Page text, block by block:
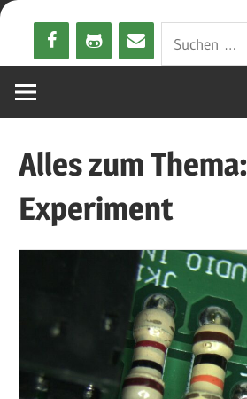
Zum
springen
Alles zum Thema:
Experiment